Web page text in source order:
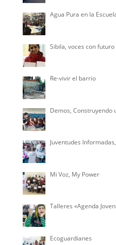
Agua Pura en la
Sibila, voces con futuro
Re-vivir el barrio
Demos, Construyendo
Juventudes
Mi Voz, My Power
Talleres «Agenda
Ecoguardianes